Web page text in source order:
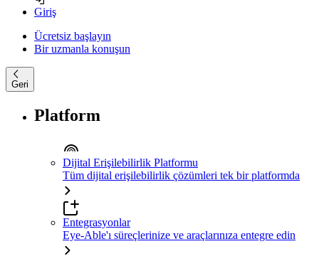
Giriş
Ücretsiz başlayın
Bir uzmanla konuşun
Geri
Platform
Dijital Erişilebilirlik Platformu
Tüm dijital erişilebilirlik çözümleri tek bir platformda
Entegrasyonlar
Eye-Able'ı süreçlerinize ve araçlarınıza entegre edin